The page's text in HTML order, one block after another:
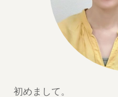
初めまして。